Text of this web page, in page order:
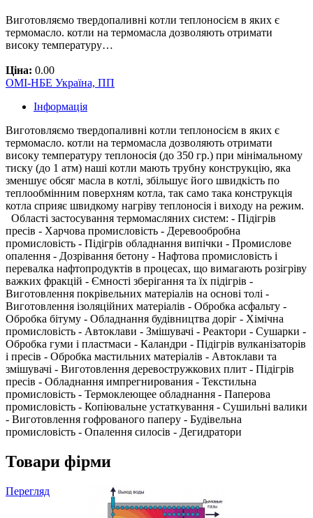
Виготовляємо твердопаливні котли теплоносієм в яких є
термомасло. котли на термомасла дозволяють отримати
високу температуру…
Ціна: 0.00
ОМІ-НБЕ Україна, ПП
Інформація
Виготовляємо твердопаливні котли теплоносієм в яких є
термомасло. котли на термомасла дозволяють отримати
високу температуру теплоносія (до 350 гр.) при мінімальному
тиску (до 1 атм) наші котли мають трубну конструкцію, яка
зменшує обсяг масла в котлі, збільшує його швидкість по
теплообмінним поверхням котла, так само така конструкція
котла сприяє швидкому нагріву теплоносія і виходу на режим.
Області застосування термомасляних систем: - Підігрів
пресів - Харчова промисловість - Деревообробна
промисловість - Підігрів обладнання випічки - Промислове
опалення - Дозрівання бетону - Нафтова промисловість і
перевалка нафтопродуктів в процесах, що вимагають розігріву
важких фракцій - Ємності зберігання та їх підігрів -
Виготовлення покрівельних матеріалів на основі толі -
Виготовлення ізоляційних матеріалів - Обробка асфальту -
Обробка бітуму - Обладнання будівництва доріг - Хімічна
промисловість - Автоклави - Змішувачі - Реактори - Сушарки -
Обробка гуми і пластмаси - Каландри - Підігрів вулканізаторів
і пресів - Обробка мастильних матеріалів - Автоклави та
змішувачі - Виготовлення деревостружкових плит - Підігрів
пресів - Обладнання импрегнирования - Текстильна
промисловість - Термоклеющее обладнання - Паперова
промисловість - Копіювальне устаткування - Сушильні валики
- Виготовлення гофрованого паперу - Будівельна
промисловість - Опалення силосів - Дегидратори
Товари фірми
Перегляд